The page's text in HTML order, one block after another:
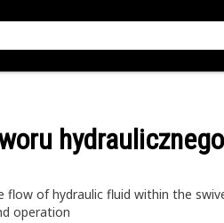
hydraulicznego
of hydraulic fluid within the
operation